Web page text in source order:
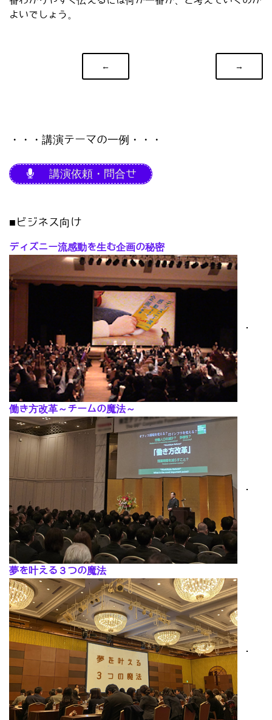
よいでしょう。
← →
・・・講演テーマの一例・・・
講演依頼・問合せ
■ビジネス向け
ディズニー流感動を生む企画の秘密
･
働き方改革～チームの魔法～
･
夢を叶える３つの魔法
･